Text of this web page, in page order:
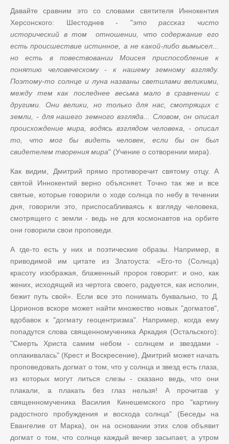
Давайте сравним это со словами святителя Иннокентия
Херсонского: Шестоднев - "это рассказ чисто
исторический в том отношении, что содержание его
есть происшествие истинное, а не какой-либо вымысел...
но есть в повествовании Моисея приспособление к
понятию человеческому - к нашему земному взгляду.
Поэтому-то солнце и луна названы светилами великими,
между тем как последнее весьма мало в сравнении с
другими. Они велики, но только для нас, смотрящих с
земли, - для нашего земного взгляда... Словом, он описал
происхождение мира, водясь взглядом человека, - описал
то, что мог бы видеть человек, если бы он был
свидетелем творения мира" (Учение о сотворении мира).
Как видим, Дмитрий прямо противоречит святому отцу. А
святой Иннокентий верно объясняет. Точно так же и все
святые, которые говорили о ходе солнца по небу в течении
дня, говорили это, приспосабливаясь к взгляду человека,
смотрящего с земли - ведь не для космонавтов на орбите
они говорили свои проповеди.
А где-то есть у них и поэтические образы. Например, в
приводимой им цитате из Златоуста: «Его-то (Солнца)
красоту изображая, блаженный пророк говорит: и оно, как
жених, исходящий из чертога своего, радуется, как исполин,
бежит путь свой». Если все это понимать буквально, то Д.
Цорионов вскоре может найти множество новых "догматов",
вдобавок к "догмату геоцентризма". Например, когда ему
попадутся слова священномученика Аркадия (Остальского):
"Смерть Христа самим небом - солнцем и звездами -
оплакивалась" (Крест и Воскресение), Дмитрий может начать
проповедовать догмат о том, что у солнца и звезд есть глаза,
из которых могут литься слезы - сказано ведь, что они
плакали, а плакать без глаз нельзя! А прочитав у
священномученика Василия Кинешемского про "картину
радостного пробуждения и восхода солнца" (Беседы на
Евангелие от Марка), он на основании этих слов объявит
догмат о том, что солнце каждый вечер засыпает, а утром